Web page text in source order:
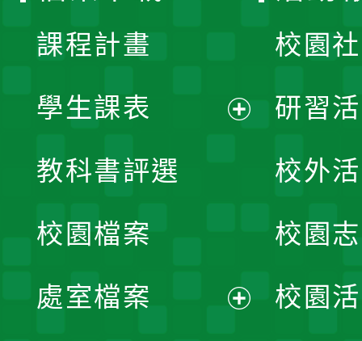
課程計畫
學生課表
單
教科書評選
校園檔案
處室檔案
校園
研習
校外
校園
校園